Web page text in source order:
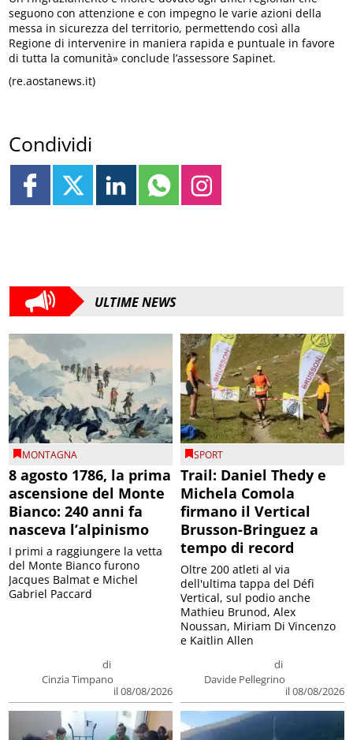
seguono con attenzione e con impegno le varie azioni della
messa in sicurezza del territorio, permettendo così alla
Regione di intervenire in maniera rapida e puntuale in favore
di tutta la comunità» conclude l’assessore Sapinet.
(re.aostanews.it)
Condividi
ULTIME NEWS
MONTAGNA
8 agosto 1786, la prima
ascensione del Monte
Bianco: 240 anni fa
nasceva l’alpinismo
di
Cinzia Timpano
il 08/08/2026
I primi a raggiungere la vetta
del Monte Bianco furono
Jacques Balmat e Michel
Gabriel Paccard
SPORT
Trail: Daniel Thedy e
Michela Comola
firmano il Vertical
Brusson-Bringuez a
tempo di record
di
Davide Pellegrino
il 08/08/2026
Oltre 200 atleti al via
dell'ultima tappa del Défì
Vertical, sul podio anche
Mathieu Brunod, Alex
Noussan, Miriam Di Vincenzo
e Kaitlin Allen